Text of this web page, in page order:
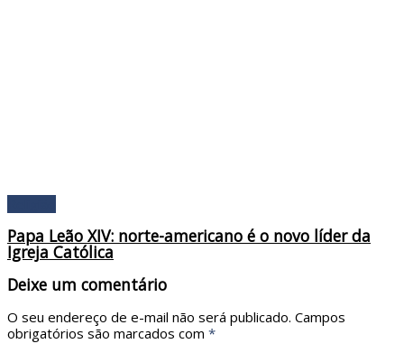
Papa Leão XIV: norte-americano é o novo líder da
Igreja Católica
Deixe um comentário
O seu endereço de e-mail não será publicado. Campos
obrigatórios são marcados com *